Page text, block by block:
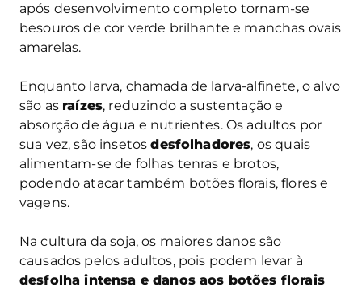
após desenvolvimento completo tornam-se
besouros de cor verde brilhante e manchas ovais
amarelas.
Enquanto larva, chamada de larva-alfinete, o alvo
são as raízes, reduzindo a sustentação e
absorção de água e nutrientes. Os adultos por
sua vez, são insetosdesfolhadores, os quais
alimentam-se de folhas tenras e brotos,
podendo atacar também botões florais, flores e
vagens.
Na cultura da soja, os maiores danos são
causados pelos adultos, pois podem levar à
desfolha intensa e danos aos botões florais